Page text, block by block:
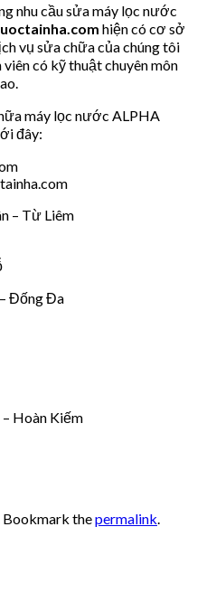
nhu cầu sửa máy lọc nước
hiện có cơ sở
vụ sửa chữa của chúng tôi
có kỹ thuật chuyên môn
máy lọc nước ALPHA
đây:
– Từ Liêm
Đống Đa
Hoàn Kiếm
Bookmark thepermalink.